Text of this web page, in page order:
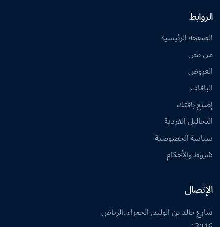
الروابط
الصفحة الرئيسية
من نحن
العروض
الباقات
إصنع باقتك
التحاليل الفردية
سياسة الخصوصية
شروط والأحكام
الإتصال
شارع خالد بن الوليد, الحمراء ,الرياض